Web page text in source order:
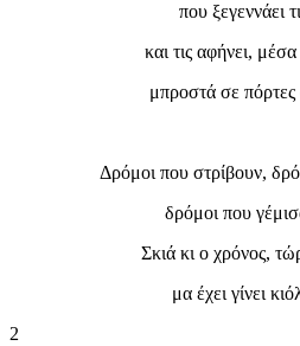
που ξεγεννάει
και τις αφήνει,
μπροστά σε πόρτες
Δρόμοι που στρίβουν,
δρόμοι που
Σκιά κι ο χρόνος,
μα έχει γίνει
2